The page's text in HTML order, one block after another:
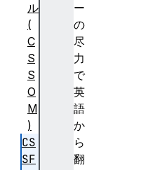
ー
の
尽
力
で
英
語
か
ら
翻
ル
(
C
S
S
O
M
)
CS
SF